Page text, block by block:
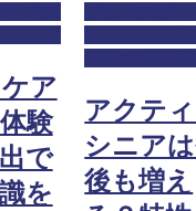
アクティブ
シニアは今
後も増え